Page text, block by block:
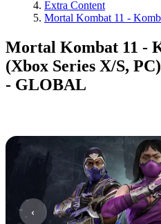
Extra Content
Mortal Kombat 11 -
Mortal Kombat 11 -
(Xbox Series X/S,
- GLOBAL